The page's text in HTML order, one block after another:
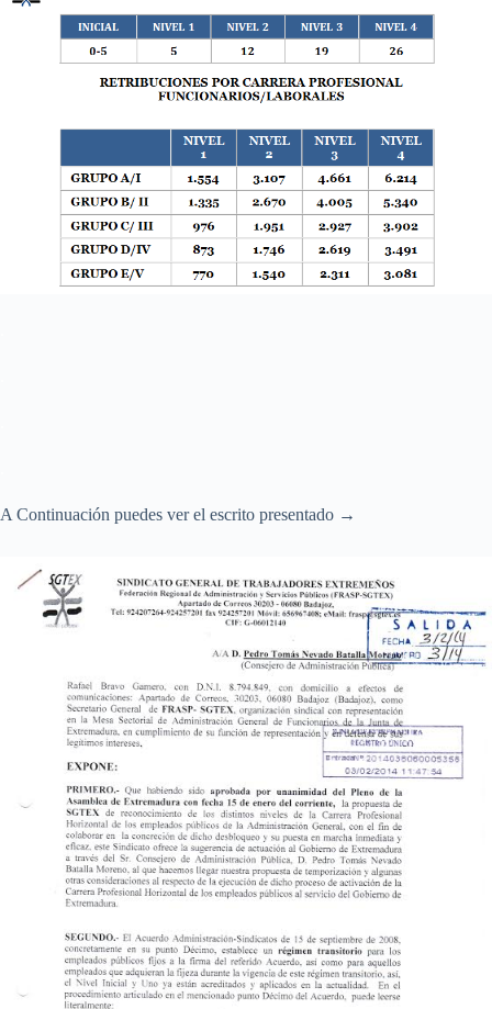
A Continuación puedes ver el escrito presentado →